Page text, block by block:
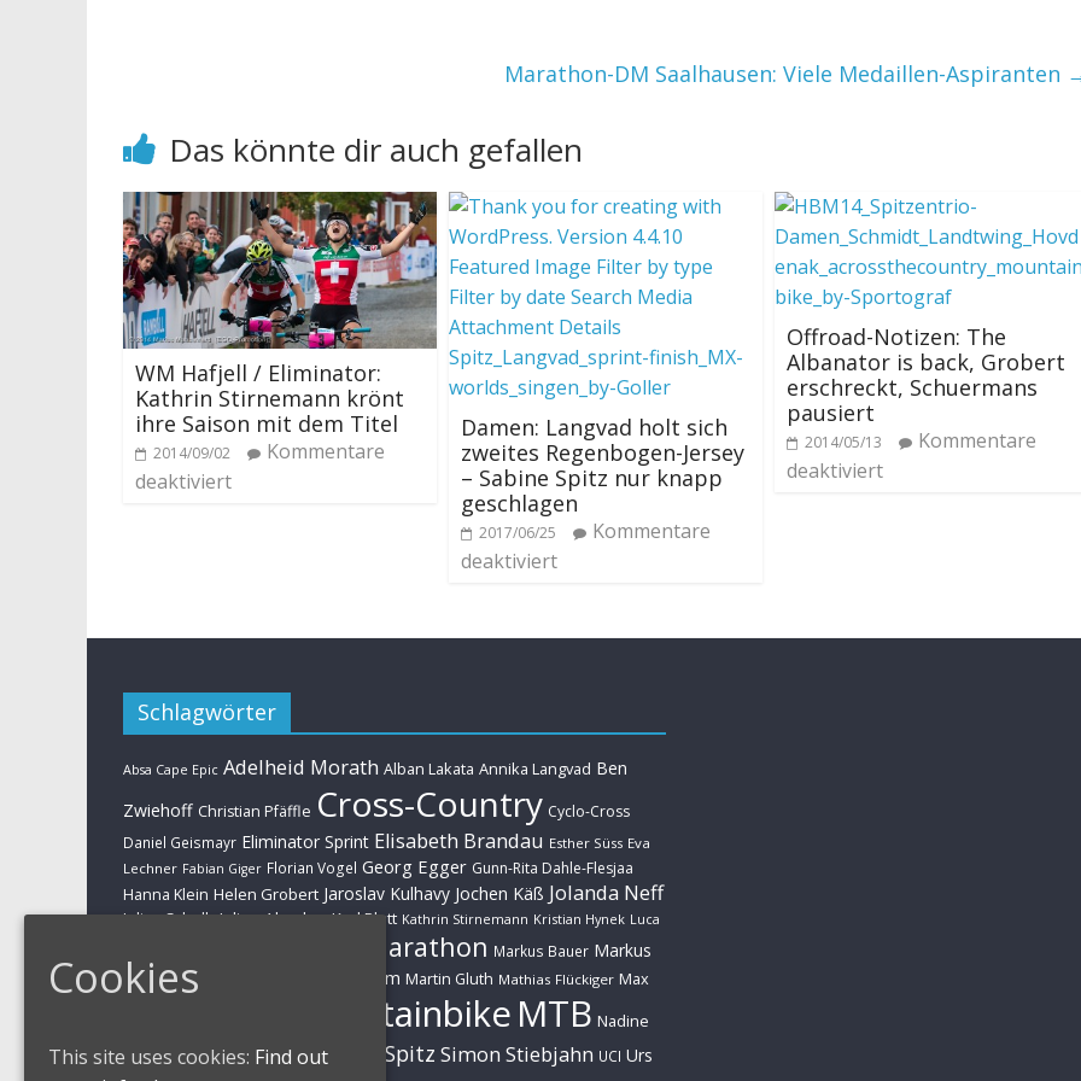
Marathon-DM Saalhausen: Viele Medaillen-Aspiranten
Das könnte dir auch gefallen
WM Hafjell / Eliminator:
Kathrin Stirnemann krönt
ihre Saison mit dem Titel
2014/09/02
Kommentare
deaktiviert
Damen: Langvad holt sich
zweites Regenbogen-Jersey
– Sabine Spitz nur knapp
geschlagen
2017/06/25
Kommentare
deaktiviert
Offroad-Notizen: The
Albanator is back, Grobert
erschreckt, Schuermans
pausiert
2014/05/13
Kommentare
deaktiviert
Schlagwörter
Absa Cape Epic Adelheid Morath Alban Lakata Annika Langvad Ben
Zwiehoff Christian Pfäffle Cross-Country Cyclo-Cross
Daniel Geismayr Eliminator Sprint Elisabeth Brandau Esther Süss Eva
Lechner Fabian Giger Florian Vogel Georg Egger Gunn-Rita Dahle-Flesjaa
Hanna Klein Helen Grobert Jaroslav Kulhavy Jochen Käß Jolanda Neff
Julian Schelb Julien Absalon Karl Platt Kathrin Stirnemann Kristian Hynek Luca
Marathon Markus Bauer Markus
Kaufmann
Markus Schulte-Lünzum Martin Gluth Mathias Flückiger Max
Mountainbike MTB Nadine
Rieder Nino Schurter Sabine Spitz Simon Stiebjahn UCI Urs
Cookies
This site uses cookies: Find out